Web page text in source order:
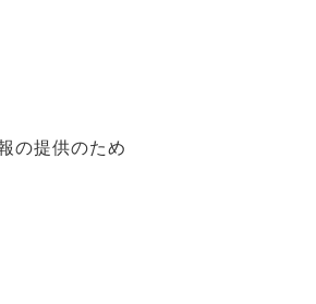
の提供のため